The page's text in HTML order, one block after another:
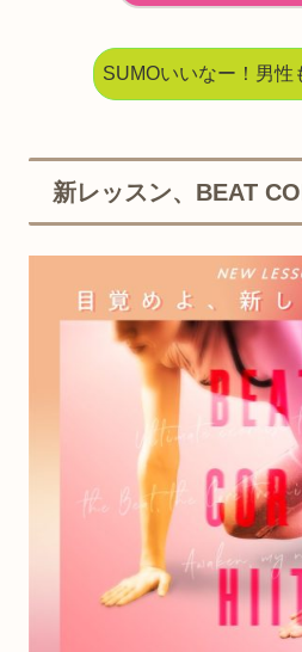
SUMOいいなー！男性
新レッスン、BEAT